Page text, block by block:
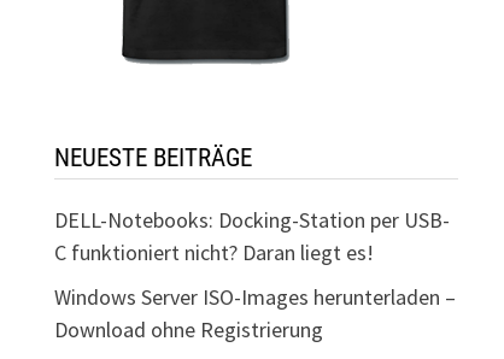
NEUESTE BEITRÄGE
DELL-Notebooks: Docking-Station per USB-
C funktioniert nicht? Daran liegt es!
Windows Server ISO-Images herunterladen –
Download ohne Registrierung